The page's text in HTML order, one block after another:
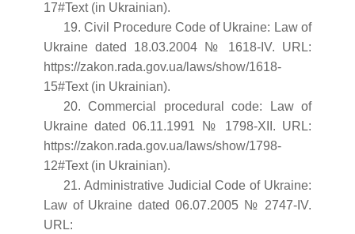
17#Text (in Ukrainian).
19. Civil Procedure Code of Ukraine: Law of
Ukraine dated 18.03.2004 № 1618-IV. URL:
https://zakon.rada.gov.ua/laws/show/1618-
15#Text (in Ukrainian).
20. Commercial procedural code: Law of
Ukraine dated 06.11.1991 № 1798-XII. URL:
https://zakon.rada.gov.ua/laws/show/1798-
12#Text (in Ukrainian).
21. Administrative Judicial Code of Ukraine:
Law of Ukraine dated 06.07.2005 № 2747-IV.
URL: